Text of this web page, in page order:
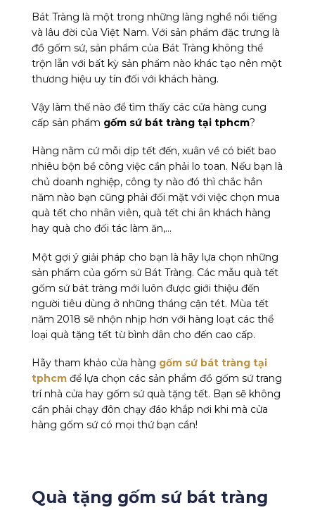
Bát Tràng là một trong những làng nghề nổi tiếng
và lâu đời của Việt Nam. Với sản phẩm đặc trưng là
đồ gốm sứ, sản phẩm của Bát Tràng không thể
trộn lẫn với bất kỳ sản phẩm nào khác tạo nên một
thương hiệu uy tín đối với khách hàng.
Vậy làm thế nào để tìm thấy các cửa hàng cung
cấp sản phẩm gốm sứ bát tràng tại tphcm?
Hàng nằm cứ mỗi dịp tết đến, xuân về có biết bao
nhiêu bộn bề công việc cần phải lo toan. Nếu bạn là
chủ doanh nghiệp, công ty nào đó thì chắc hẳn
năm nào bạn cũng phải đối mặt với việc chọn mua
quà tết cho nhân viên, quà tết chi ân khách hàng
hay quà cho đối tác làm ăn,…
Một gợi ý giải pháp cho bạn là hãy lựa chọn những
sản phẩm của gốm sứ Bát Tràng. Các mẫu quà tết
gốm sứ bát tràng mới luôn được giới thiệu đến
người tiêu dùng ở những tháng cận tét. Mùa tết
năm 2018 sẽ nhộn nhịp hơn với hàng loạt các thể
loại quà tặng tết từ bình dân cho đến cao cấp.
Hãy tham khảo cửa hàng gốm sứ bát tràng tại
tphcm để lựa chọn các sản phẩm đồ gốm sứ trang
trí nhà cửa hay gốm sứ quà tặng tết. Bạn sẽ không
cần phải chạy đôn chạy đáo khắp nơi khi mà cửa
hàng gốm sứ có mọi thứ bạn cần!
Quà tặng gốm sứ bát tràng